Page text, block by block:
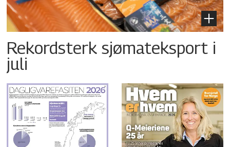
Rekordsterk sjømateksport i
juli